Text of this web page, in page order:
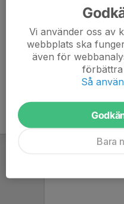
Funktionär
VCK arrangerar två
behöver funktionärer för
Vi använder oss av
webbplats ska
även för
förbättra
Så
Bara